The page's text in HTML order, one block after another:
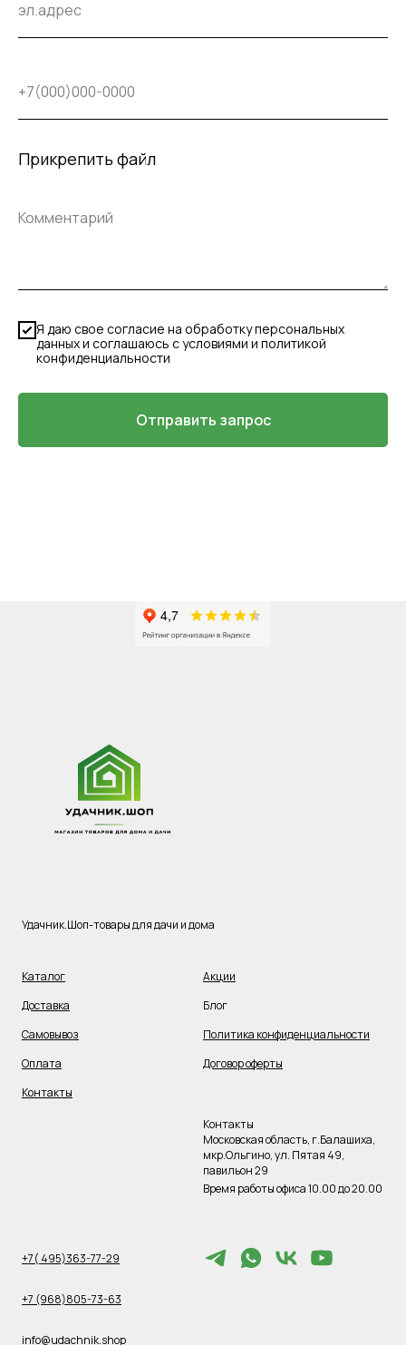
Прикрепить файл
Я даю свое согласие на обработку персональных
данных и соглашаюсь с условиями и политикой
конфиденциальности
Отправить запрос
Удачник.Шоп-товары для дачи и дома
Каталог
Доставка
Самовывоз
Оплата
Контакты
Акции
Блог
Политика конфиденциальности
Договор оферты
Контакты
Московская область, г.Балашиха,
мкр.Ольгино, ул. Пятая 49,
павильон 29
Время работы офиса 10.00 до 20.00
+7( 495)363-77-29
+7 (968)805-73-63
info@udachnik.shop